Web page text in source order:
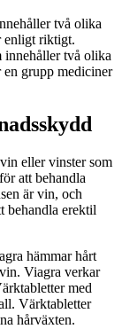
två olika
enligt riktigt.
innehåller två olika
en grupp mediciner
eller vinster som
att behandla
är vin, och
behandla erektil
hämmar hårt
Viagra verkar
med
Värktabletter
hårväxten.